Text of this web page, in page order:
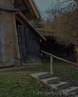
Foto: Gerhard Kisser